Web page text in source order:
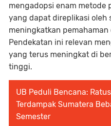
mengadopsi enam metode
yang dapat direplikasi oleh
meningkatkan
Pendekatan ini relevan
yang terus meningkat di
tinggi.
UB Peduli Bencana:
Terdampak Sumatera
Semester